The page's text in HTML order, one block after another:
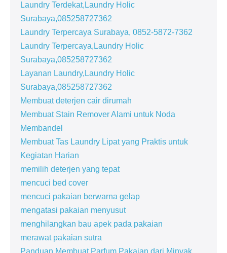
Laundry Terdekat,Laundry Holic
Surabaya,085258727362
Laundry Terpercaya Surabaya, 0852-5872-7362
Laundry Terpercaya,Laundry Holic
Surabaya,085258727362
Layanan Laundry,Laundry Holic
Surabaya,085258727362
Membuat deterjen cair dirumah
Membuat Stain Remover Alami untuk Noda
Membandel
Membuat Tas Laundry Lipat yang Praktis untuk
Kegiatan Harian
memilih deterjen yang tepat
mencuci bed cover
mencuci pakaian berwarna gelap
mengatasi pakaian menyusut
menghilangkan bau apek pada pakaian
merawat pakaian sutra